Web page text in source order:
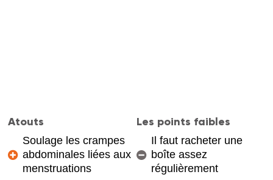
Atouts
Soulage les crampes
abdominales liées aux
menstruations
Les points faibles
Il faut racheter une
boîte assez
régulièrement